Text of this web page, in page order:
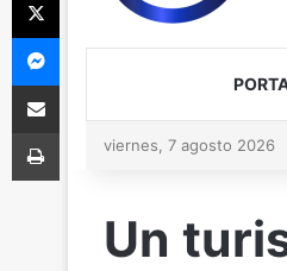
viernes, 7 agosto 2026
Un
Messenger
Compartir via Email